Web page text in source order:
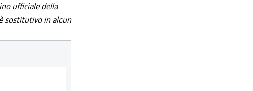
ufficiale della
sostitutivo in alcun